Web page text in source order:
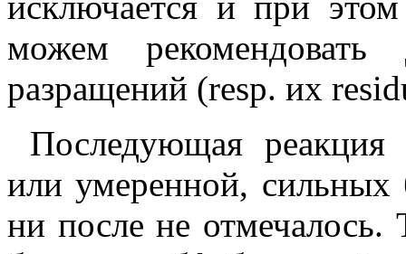
можем рекомендовать
разращений (resp. их
Последующая
или умеренной,
ни после не отмечалось.